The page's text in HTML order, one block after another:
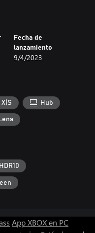
Fecha de
lanzamiento
9/4/2023
Hub
HDR10
App XBOX en PC